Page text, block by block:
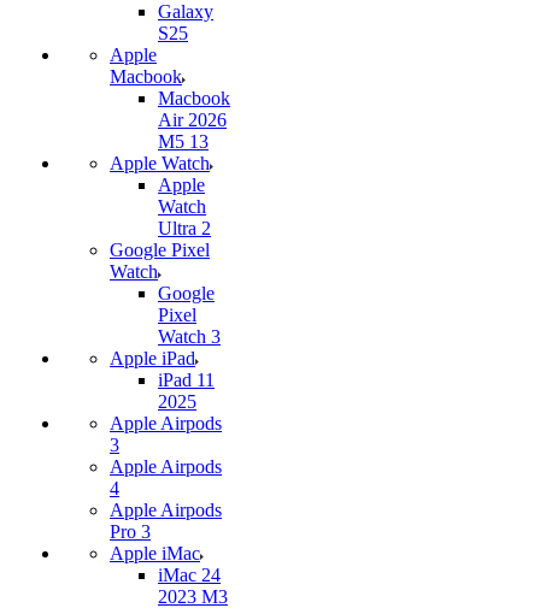
Galaxy
S25
Apple
Macbook
Macbook
Air 2026
M5 13
Apple Watch
Apple
Watch
Ultra 2
Google Pixel
Watch
Google
Pixel
Watch 3
Apple iPad
iPad 11
2025
Apple Airpods
3
Apple Airpods
4
Apple Airpods
Pro 3
Apple iMac
iMac 24
2023 M3